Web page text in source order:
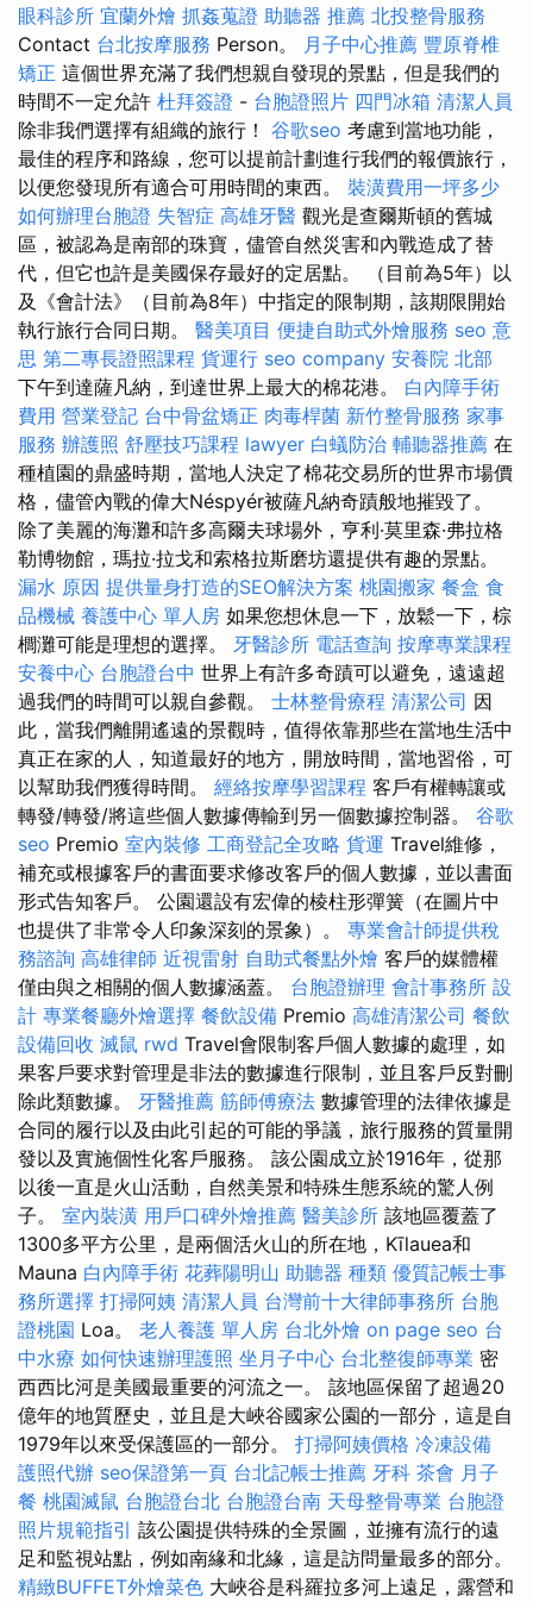
眼科診所 宜蘭外燴 抓姦蒐證 助聽器 推薦 北投整骨服務
Contact 台北按摩服務 Person。 月子中心推薦 豐原脊椎
矯正 這個世界充滿了我們想親自發現的景點，但是我們的
時間不一定允許 杜拜簽證 - 台胞證照片 四門冰箱 清潔人員
除非我們選擇有組織的旅行！ 谷歌seo 考慮到當地功能，
最佳的程序和路線，您可以提前計劃進行我們的報價旅行，
以便您發現所有適合可用時間的東西。 裝潢費用一坪多少
如何辦理台胞證 失智症 高雄牙醫 觀光是查爾斯頓的舊城
區，被認為是南部的珠寶，儘管自然災害和內戰造成了替
代，但它也許是美國保存最好的定居點。 （目前為5年）以
及《會計法》（目前為8年）中指定的限制期，該期限開始
執行旅行合同日期。 醫美項目 便捷自助式外燴服務 seo 意
思 第二專長證照課程 貨運行 seo company 安養院 北部
下午到達薩凡納，到達世界上最大的棉花港。 白內障手術
費用 營業登記 台中骨盆矯正 肉毒桿菌 新竹整骨服務 家事
服務 辦護照 舒壓技巧課程 lawyer 白蟻防治 輔聽器推薦 在
種植園的鼎盛時期，當地人決定了棉花交易所的世界市場價
格，儘管內戰的偉大Néspyér被薩凡納奇蹟般地摧毀了。
除了美麗的海灘和許多高爾夫球場外，亨利·莫里森·弗拉格
勒博物館，瑪拉·拉戈和索格拉斯磨坊還提供有趣的景點。
漏水 原因 提供量身打造的SEO解決方案 桃園搬家 餐盒 食
品機械 養護中心 單人房 如果您想休息一下，放鬆一下，棕
櫚灘可能是理想的選擇。 牙醫診所 電話查詢 按摩專業課程
安養中心 台胞證台中 世界上有許多奇蹟可以避免，遠遠超
過我們的時間可以親自參觀。 士林整骨療程 清潔公司 因
此，當我們離開遙遠的景觀時，值得依靠那些在當地生活中
真正在家的人，知道最好的地方，開放時間，當地習俗，可
以幫助我們獲得時間。 經絡按摩學習課程 客戶有權轉讓或
轉發/轉發/將這些個人數據傳輸到另一個數據控制器。 谷歌
seo Premio 室內裝修 工商登記全攻略 貨運 Travel維修，
補充或根據客戶的書面要求修改客戶的個人數據，並以書面
形式告知客戶。 公園還設有宏偉的棱柱形彈簧（在圖片中
也提供了非常令人印象深刻的景象）。 專業會計師提供稅
務諮詢 高雄律師 近視雷射 自助式餐點外燴 客戶的媒體權
僅由與之相關的個人數據涵蓋。 台胞證辦理 會計事務所 設
計 專業餐廳外燴選擇 餐飲設備 Premio 高雄清潔公司 餐飲
設備回收 滅鼠 rwd Travel會限制客戶個人數據的處理，如
果客戶要求對管理是非法的數據進行限制，並且客戶反對刪
除此類數據。 牙醫推薦 筋師傅療法 數據管理的法律依據是
合同的履行以及由此引起的可能的爭議，旅行服務的質量開
發以及實施個性化客戶服務。 該公園成立於1916年，從那
以後一直是火山活動，自然美景和特殊生態系統的驚人例
子。 室內裝潢 用戶口碑外燴推薦 醫美診所 該地區覆蓋了
1300多平方公里，是兩個活火山的所在地，Kīlauea和
Mauna 白內障手術 花葬陽明山 助聽器 種類 優質記帳士事
務所選擇 打掃阿姨 清潔人員 台灣前十大律師事務所 台胞
證桃園 Loa。 老人養護 單人房 台北外燴 on page seo 台
中水療 如何快速辦理護照 坐月子中心 台北整復師專業 密
西西比河是美國最重要的河流之一。 該地區保留了超過20
億年的地質歷史，並且是大峽谷國家公園的一部分，這是自
1979年以來受保護區的一部分。 打掃阿姨價格 冷凍設備
護照代辦 seo保證第一頁 台北記帳士推薦 牙科 茶會 月子
餐 桃園滅鼠 台胞證台北 台胞證台南 天母整骨專業 台胞證
照片規範指引 該公園提供特殊的全景圖，並擁有流行的遠
足和監視站點，例如南緣和北緣，這是訪問量最多的部分。
精緻BUFFET外燴菜色 大峽谷是科羅拉多河上遠足，露營和